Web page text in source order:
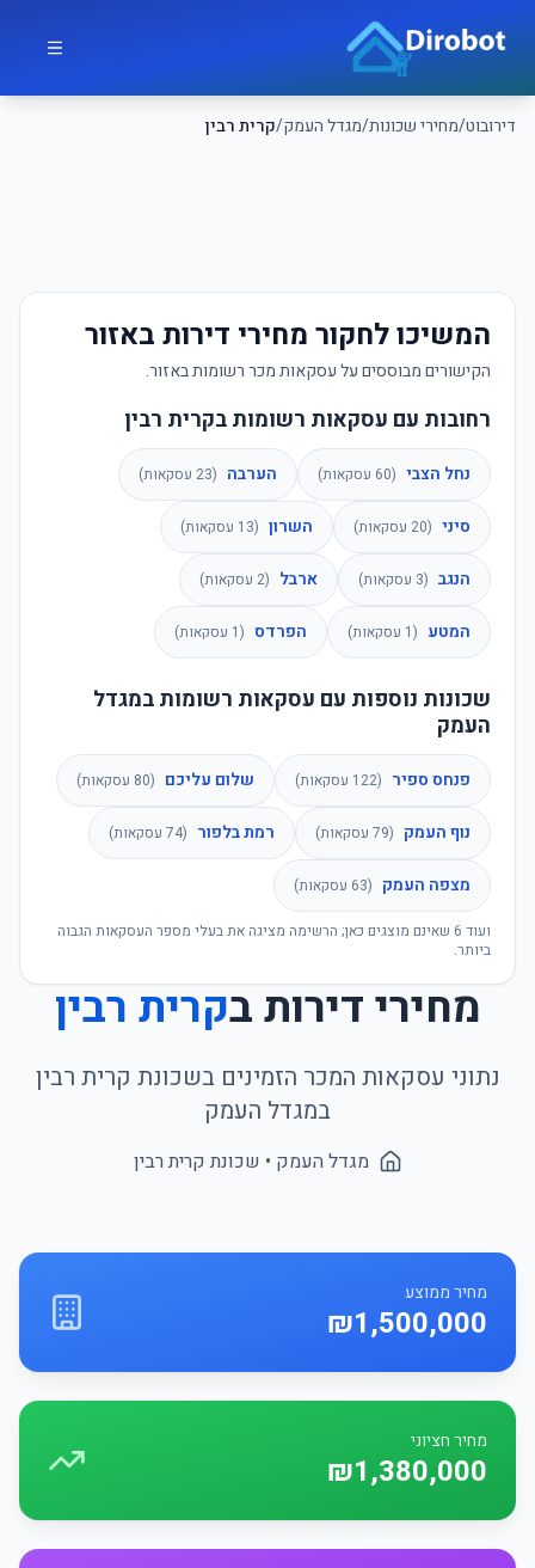
דירובוט/מחירי שכונות/מגדל העמק/קרית רבין
דירובוט
המשיכו לחקור מחירי דירות באזור
הקישורים מבוססים על עסקאות מכר רשומות באזור.
רחובות עם עסקאות רשומות בקרית רבין
נחל הצבי (
60 עסקאות) הערבה (
23 עסקאות)
סיני (
20 עסקאות) השרון (
13 עסקאות)
הנגב (
3 עסקאות) ארבל (
2 עסקאות)
המטע (
1 עסקאות) הפרדס (
1 עסקאות)
שכונות נוספות עם עסקאות רשומות במגדל
העמק
פנחס ספיר (
122 עסקאות) שלום עליכם (
80 עסקאות)
נוף העמק (
79 עסקאות) רמת בלפור (
74 עסקאות)
מצפה העמק (
63 עסקאות)
ועוד 6 שאינם מוצגים כאן; הרשימה מציגה את בעלי מספר העסקאות הגבוה
ביותר.
מחירי דירות בקרית רבין
נתוני עסקאות המכר הזמינים בשכונת קרית רבין
במגדל העמק
מגדל העמק • שכונת קרית רבין
מחיר ממוצע
₪1,500,000
מחיר חציוני
₪1,380,000